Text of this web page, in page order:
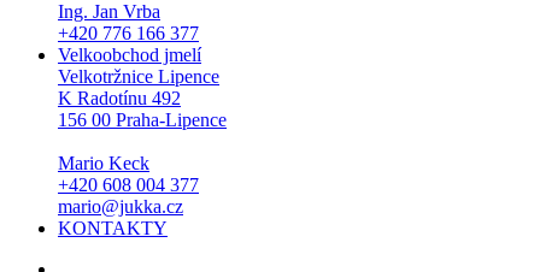
Ing. Jan Vrba
+420 776 166 377
Velkoobchod jmelí
Velkotržnice Lipence
K Radotínu 492
156 00 Praha-Lipence
Mario Keck
+420 608 004 377
mario@jukka.cz
KONTAKTY